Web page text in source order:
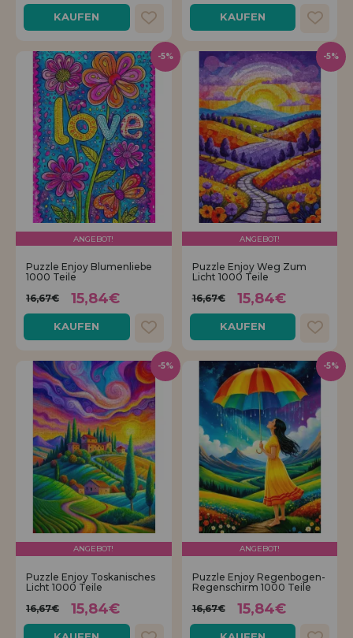
KAUFEN KAUFEN
ANGEBOT!
Puzzle Enjoy Blumenliebe
1000 Teile
16,67€
15,84€
KAUFEN
-5%
ANGEBOT!
Puzzle Enjoy Weg Zum
Licht 1000 Teile
16,67€
15,84€
KAUFEN
-5%
ANGEBOT!
Puzzle Enjoy Toskanisches
Licht 1000 Teile
16,67€
15,84€
-5%
ANGEBOT!
Puzzle Enjoy Regenbogen-
Regenschirm 1000 Teile
16,67€
15,84€
-5%